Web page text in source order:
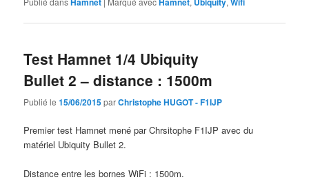
Test Hamnet 1/4 Ubiquity
Bullet 2 – distance : 1500m
Publié le15/06/2015parChristophe HUGOT - F1IJP
Premier test Hamnet mené par Chrsitophe F1IJP avec du
matériel Ubiquity Bullet 2.
Distance entre les bornes WiFi : 1500m.